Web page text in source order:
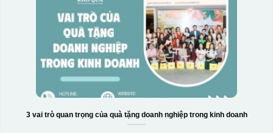
3 vai trò quan trọng của quà tặng doanh nghiệp trong kinh doanh